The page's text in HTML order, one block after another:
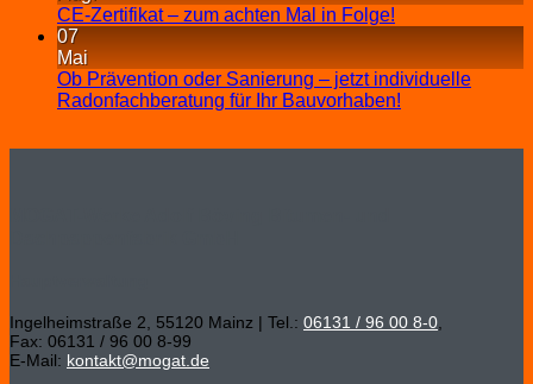
CE-Zertifikat – zum achten Mal in Folge!
07
Mai
Ob Prävention oder Sanierung – jetzt individuelle
Radonfachberatung für Ihr Bauvorhaben!
Ingelheimstraße 2, 55120 Mainz | Tel.: 06131 / 96 00 8-0
Fax: 06131 / 96 00 8-99
E-Mail: kontakt@mogat.de